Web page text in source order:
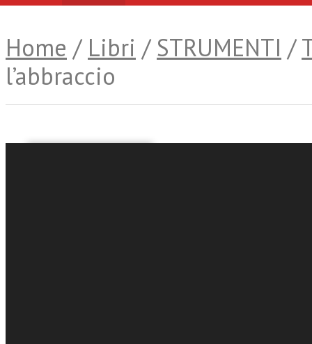
Home / Libri / STRUMENTI /
l’abbraccio